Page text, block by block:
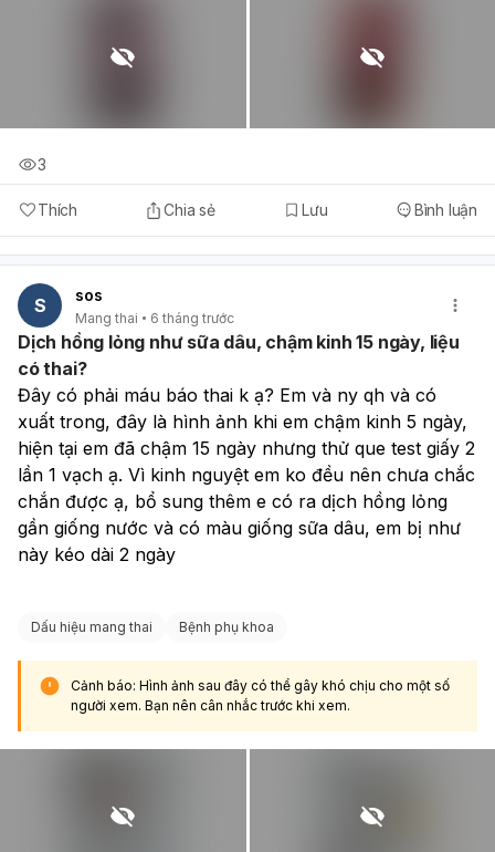
Thích Chia sẻ Lưu Bình luận
3
S sos
Mang thai 6 tháng trước
Dịch hồng lỏng như sữa dâu, chậm kinh 15 ngày, liệu
có thai?
Đây có phải máu báo thai k ạ? Em và ny qh và có
xuất trong, đây là hình ảnh khi em chậm kinh 5 ngày,
hiện tại em đã chậm 15 ngày nhưng thử que test giấy 2
lần 1 vạch ạ. Vì kinh nguyệt em ko đều nên chưa chắc
chắn được ạ, bổ sung thêm e có ra dịch hồng lỏng
gần giống nước và có màu giống sữa dâu, em bị như
này kéo dài 2 ngày
Dấu hiệu mang thai Bệnh phụ khoa
Cảnh báo: Hình ảnh sau đây có thể gây khó chịu cho một số
người xem. Bạn nên cân nhắc trước khi xem.